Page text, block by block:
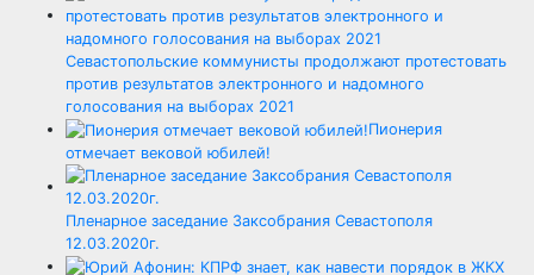
Севастопольские коммунисты продолжают протестовать
против результатов электронного и надомного
голосования на выборах 2021
Пионерия
отмечает вековой юбилей!
Пленарное заседание Заксобрания Севастополя
12.03.2020г.